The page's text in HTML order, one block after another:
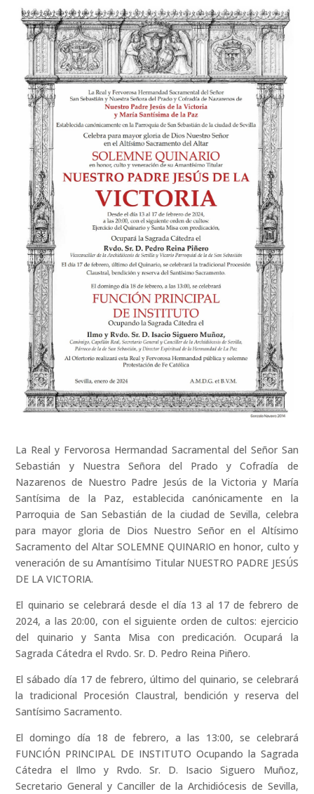
La Real y Fervorosa Hermandad Sacramental del Señor San
Sebastián y Nuestra Señora del Prado y Cofradía de
Nazarenos de Nuestro Padre Jesús de la Victoria y María
Santísima de la Paz, establecida canónicamente en la
Parroquia de San Sebastián de la ciudad de Sevilla, celebra
para mayor gloria de Dios Nuestro Señor en el Altísimo
Sacramento del Altar SOLEMNE QUINARIO en honor, culto y
veneración de su Amantísimo Titular NUESTRO PADRE JESÚS
DE LA VICTORIA.
El quinario se celebrará desde el día 13 al 17 de febrero de
2024, a las 20:00, con el siguiente orden de cultos: ejercicio
del quinario y Santa Misa con predicación. Ocupará la
Sagrada Cátedra el Rvdo. Sr. D. Pedro Reina Piñero.
El sábado día 17 de febrero, último del quinario, se celebrará
la tradicional Procesión Claustral, bendición y reserva del
Santísimo Sacramento.
El domingo día 18 de febrero, a las 13:00, se celebrará
FUNCIÓN PRINCIPAL DE INSTITUTO Ocupando la Sagrada
Cátedra el Ilmo y Rvdo. Sr. D. Isacio Siguero Muñoz,
Secretario General y Canciller de la Archidiócesis de Sevilla,